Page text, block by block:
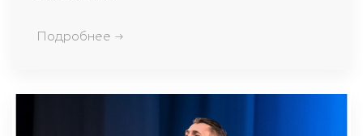
Подробнее →